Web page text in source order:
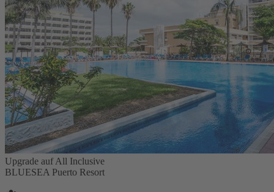
Upgrade auf All Inclusive
BLUESEA Puerto Resort